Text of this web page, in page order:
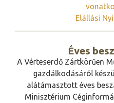
Elállási
Éves
A Vérteserdő Zártkörűen
gazdálkodásáról
alátámasztott éves
Minisztérium